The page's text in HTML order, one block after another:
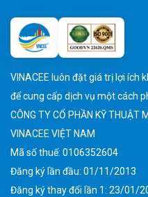
VINACEE luôn đặt giá trị lợi ích
để cung cấp dịch vụ một cách
CÔNG TY CỔ PHẦN KỸ THUẬT
VINACEE VIỆT NAM
Mã số thuế: 0106352604
Đăng ký lần đầu: 01/11/2013
Đăng ký thay đổi lần 1: 23/01/